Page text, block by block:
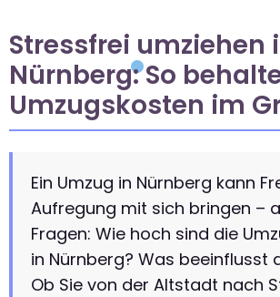
Stressfrei umziehen
Nürnberg: So
Umzugskosten im
Ein Umzug in Nürnberg kann
Aufregung mit sich bringen –
Fragen: Wie hoch sind die
in Nürnberg? Was beeinflusst
Ob Sie von der Altstadt nach